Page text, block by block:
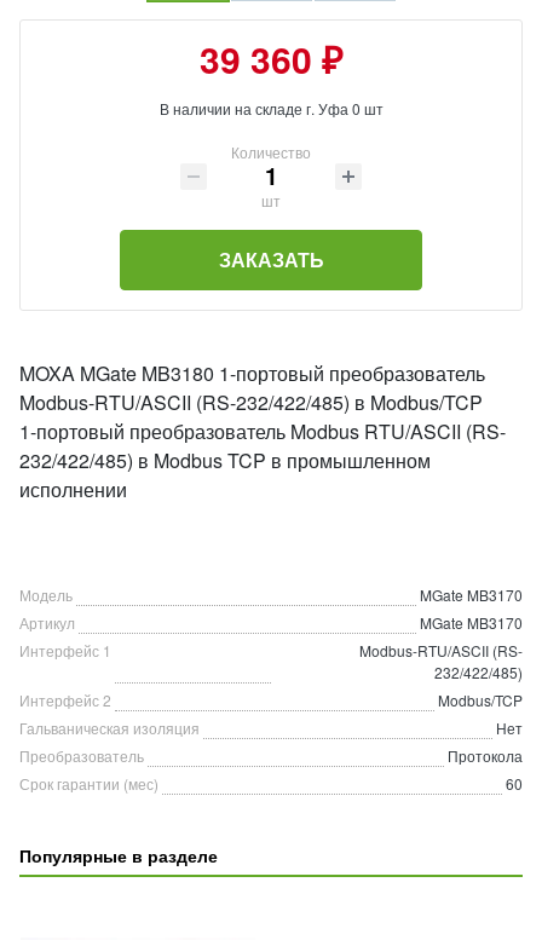
39 360 ₽
В наличии на складе г. Уфа 0 шт
Количество
шт
ЗАКАЗАТЬ
MOXA MGate MB3180 1-портовый преобразователь
Modbus-RTU/ASCII (RS-232/422/485) в Modbus/TCP
1-портовый преобразователь Modbus RTU/ASCII (RS-
232/422/485) в Modbus TCP в промышленном
исполнении
Модель
MGate MB3170
Артикул
MGate MB3170
Интерфейс 1
Modbus-RTU/ASCII (RS-
232/422/485)
Интерфейс 2
Modbus/TCP
Гальваническая изоляция
Нет
Преобразователь
Протокола
Срок гарантии (мес)
60
Популярные в разделе